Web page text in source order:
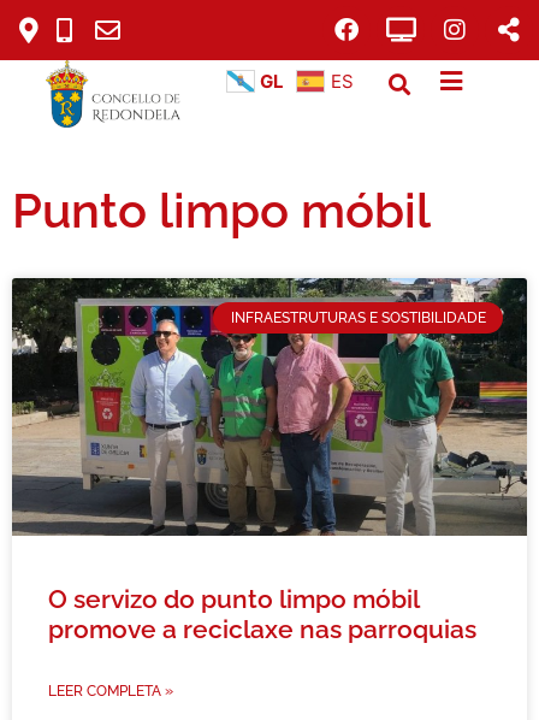
GL ES
Punto limpo móbil
INFRAESTRUTURAS E SOSTIBILIDADE
O servizo do punto limpo móbil
promove a reciclaxe nas parroquias
LEER COMPLETA »